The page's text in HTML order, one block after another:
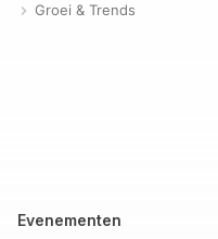
Groei & Trends
Evenementen